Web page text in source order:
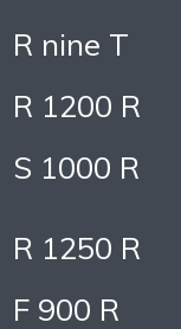
R nine T
R 1200 R
S 1000 R
R 1250 R
F 900 R